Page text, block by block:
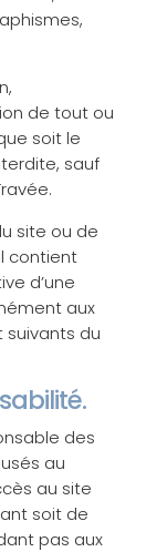
de tout ou
soit le
sauf
site ou de
contient
d’une
aux
suivants du
des
au
au site
soit de
pas aux